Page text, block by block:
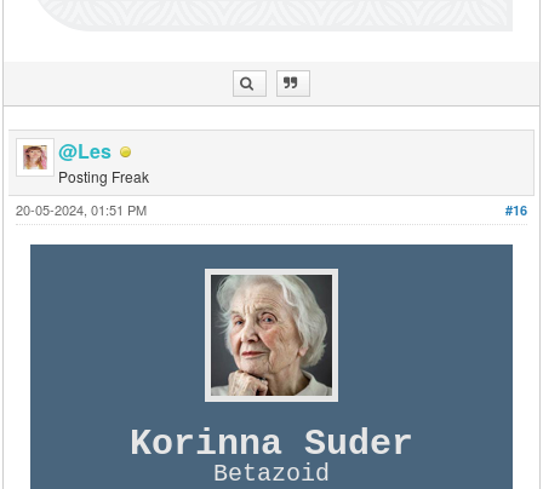
@Les
Posting Freak
#16
20-05-2024, 01:51 PM
Korinna Suder
Betazoid